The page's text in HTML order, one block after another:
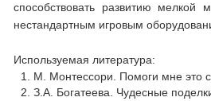
способствовать развитию
нестандартным игровым
Используемая литература:
М. Монтессори. Помоги мне
З.А. Богатеева. Чудесные